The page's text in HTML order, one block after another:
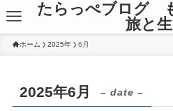
たらっぺブログ
旅と
ホーム 2025年 6月
2025年6月 – date –